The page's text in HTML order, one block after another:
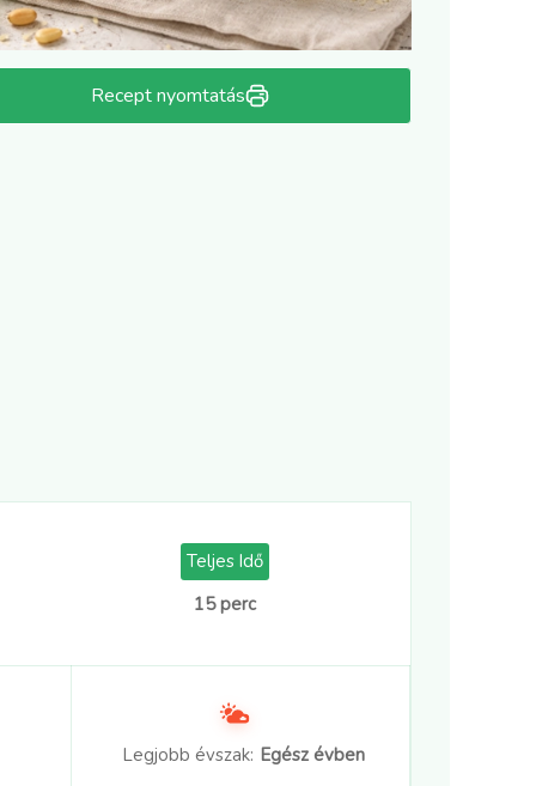
Recept nyomtatás
Teljes Idő
15 perc
Legjobb évszak: Egész évben